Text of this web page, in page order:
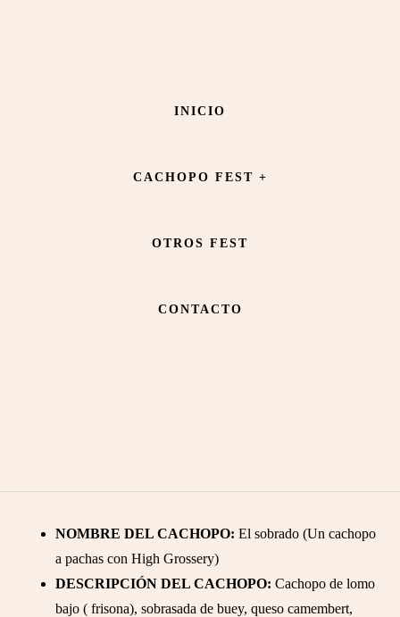
INICIO
CACHOPO FEST +
OTROS FEST
CONTACTO
CANÍBAL ROYAL
NOMBRE DEL CACHOPO: El sobrado (Un cachopo
a pachas con High Grossery)
DESCRIPCIÓN DEL CACHOPO: Cachopo de lomo
bajo ( frisona), sobrasada de buey, queso camembert,